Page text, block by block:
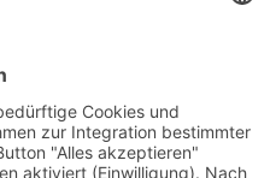
für Medien, Bildung